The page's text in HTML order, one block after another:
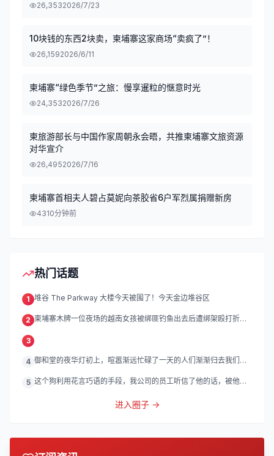
26,3532026/7/23
10块钱的东西2块卖，柬埔寨这家商场“卖疯了”！
26,1592026/6/11
柬埔寨“绿色季节”之旅：慢享暹粒的惬意时光
24,3532026/7/26
柬旅游部长与中国作家周朝永会晤，共推柬埔寨文旅资源
对华宣介
26,4952026/7/16
柬埔寨首相夫人碧占莫妮向茶胶省6户军烈属捐赠新房
4310分钟前
热门话题
1 堆谷 The Parkway 大楼今天被围了！今天金边堆谷区
2 柬埔寨木牌一位夜场的越南女孩被绑匪钓鱼出去后遭绑架殴打折
3
4 御和堂的夜华灯初上，喧嚣渐远忙碌了一天的人们渐渐归去我们的
5 这个狗利用花言巧语的手段，我公司的员工听信了他的话，被他带
进入圈子 →